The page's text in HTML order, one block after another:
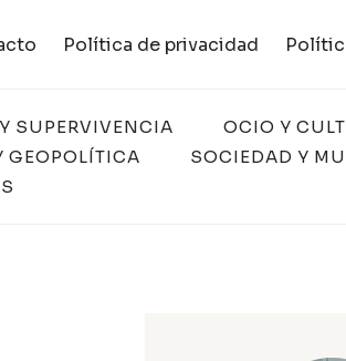
Política de privacidad
SUPERVIVENCIA
OCIO Y
GEOPOLÍTICA
SOCIEDAD Y